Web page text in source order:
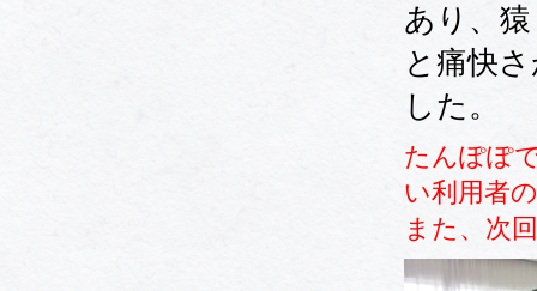
あり、
と痛快
した。
たんぽぽ
い利用者
また、次